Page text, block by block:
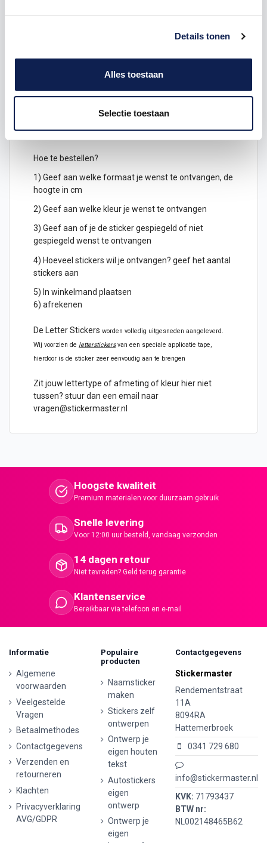
Details tonen
Alles toestaan
Selectie toestaan
letter stickers
Keuze uit verschillende kleuren
Je kunt de letters ook gespiegeld uitgesneden
bestellen, deze kunnen dan geplakt worden
aan de buitenkant.
Hoe te bestellen?
1) Geef aan welke formaat je wenst te ontvangen, de
hoogte in cm
2) Geef aan welke kleur je wenst te ontvangen
3) Geef aan of je de sticker gespiegeld of niet
gespiegeld wenst te ontvangen
4) Hoeveel stickers wil je ontvangen? geef het aantal
stickers aan
5) In winkelmand plaatsen
6) afrekenen
De Letter Stickers worden volledig uitgesneden aangeleverd.
Wij voorzien de letterstickersvan een speciale applicatie tape,
hierdoor is de sticker zeer eenvoudig aan te brengen
Zit jouw lettertype of afmeting of kleur hier niet
tussen? stuur dan een email naar
vragen@stickermaster.nl
Hoogste kwaliteit
Premium materialen voor duurzaam gebruik
Snelle levering
Voor 12:00 uur besteld, vandaag verzonden
14 dagen retour
Niet tevreden? Geld terug garantie
Klantenservice
Bereikbaar via telefoon en e-mail
Informatie
Algemene
voorwaarden
Veelgestelde
Vragen
Betaalmethodes
Contactgegevens
Verzenden en
retourneren
Klachten
Privacyverklaring
AVG/GDPR
Populaire
producten
Naamsticker
maken
Stickers zelf
ontwerpen
Ontwerp je
eigen houten
tekst
Autostickers
eigen
ontwerp
Ontwerp je
eigen
Contactgegevens
Stickermaster
Rendementstraat
11A
8094RA
Hattemerbroek
0341 729 680
info@stickermaster.nl
KVK: 71793437
BTW nr:
NL002148465B62